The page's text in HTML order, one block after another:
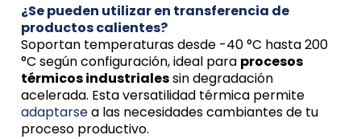
¿Se pueden utilizar en transferencia de
productos calientes?
Soportan temperaturas desde -40 °C hasta 200
°C según configuración, ideal para procesos
térmicos industrialessin degradación
acelerada. Esta versatilidad térmica permite
adaptarsea las necesidades cambiantes de tu
proceso productivo.